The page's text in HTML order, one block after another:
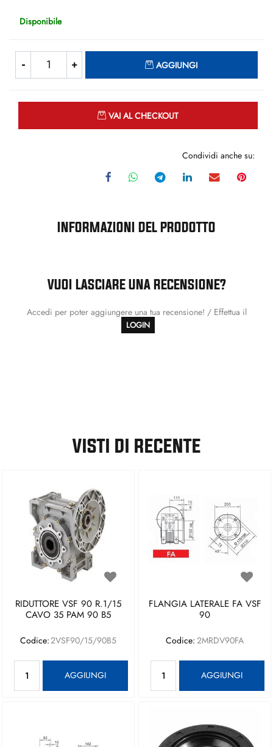
Disponibile
AGGIUNGI
VAI AL CHECKOUT
Condividi anche su:
INFORMAZIONI DEL PRODOTTO
VUOI LASCIARE UNA RECENSIONE?
Accedi per poter aggiungere una tua recensione! / Effettua il
LOGIN
VISTI DI RECENTE
RIDUTTORE VSF 90 R.1/15
CAVO 35 PAM 90 B5
Codice:2VSF90/15/90B5
AGGIUNGI
FLANGIA LATERALE FA VSF
90
Codice: 2MRDV90FA
AGGIUNGI